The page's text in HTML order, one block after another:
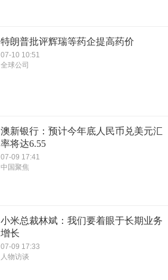
特朗普批评辉瑞等药企提高药价
07-10 10:51
全球公司
澳新银行：预计今年底人民币兑美元汇
率将达6.55
07-09 17:41
中国聚焦
小米总裁林斌：我们要着眼于长期业务
增长
07-09 17:33
人物访谈